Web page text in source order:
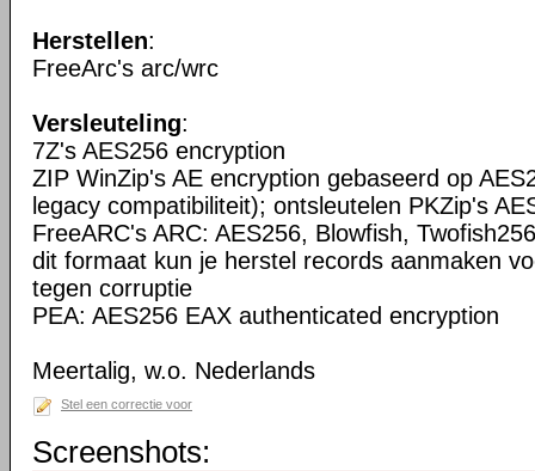
Herstellen:
FreeArc's arc/wrc
Versleuteling:
7Z's AES256 encryption
ZIP WinZip's AE encryption gebaseerd op
legacy compatibiliteit); ontsleutelen PKZip's
FreeARC's ARC: AES256, Blowfish,
dit formaat kun je herstel records aanmaken
tegen corruptie
PEA: AES256 EAX authenticated encryption
Meertalig, w.o. Nederlands
Stel een correctie voor
Screenshots: